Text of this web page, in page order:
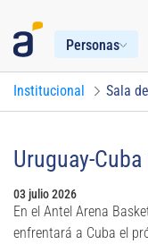
Personas
Institucional Sala
Uruguay-
03 julio 2026
En el Antel Arena
enfrentará a Cuba el